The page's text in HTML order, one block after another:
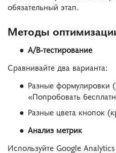
обязательный этап.
Методы
A/B-тестирование
Сравнивайте два варианта:
Разные формулировки
«Попробовать
Разные цвета кнопок
Анализ метрик
Используйте Google